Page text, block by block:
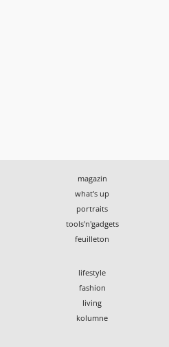
magazin
what's up
portraits
tools'n'gadgets
feuilleton
lifestyle
fashion
living
kolumne